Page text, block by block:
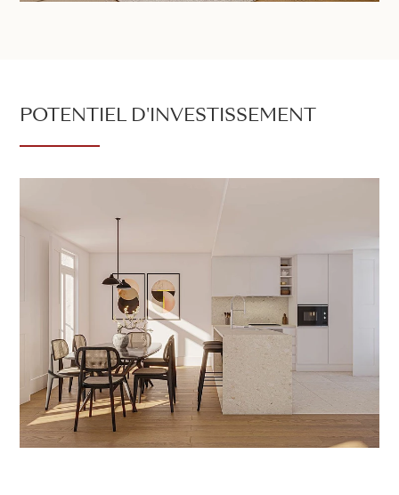
POTENTIEL D'INVESTISSEMENT